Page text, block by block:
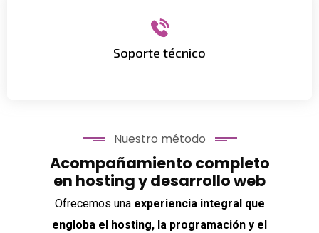
Soporte técnico
Mantenimiento y disponibilidad continua
cualquier necesidad técnica.
Nuestro método
Acompañamiento completo
en hosting y desarrollo web
Ofrecemos una experiencia integral que
engloba el hosting, la programación y el